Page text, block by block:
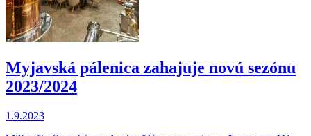
Myjavská pálenica zahajuje novú sezónu
2023/2024
1.9.2023